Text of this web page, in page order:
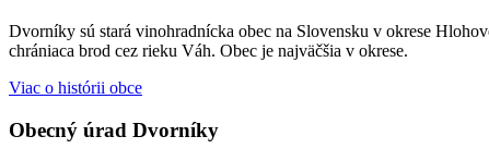
Dvorníky sú stará vinohradnícka obec na Slovensku v okrese
chrániaca brod cez rieku Váh. Obec je najväčšia v okrese.
Viac o histórii obce
Obecný úrad Dvorníky